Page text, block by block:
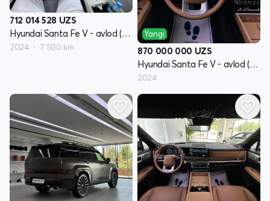
712 014 528 UZS
Hyundai Santa Fe V - avlod (MX5)
2024 7 500 km
Yangi
870 000 000 UZS
Hyundai Santa Fe V - avlod (MX5)
2024